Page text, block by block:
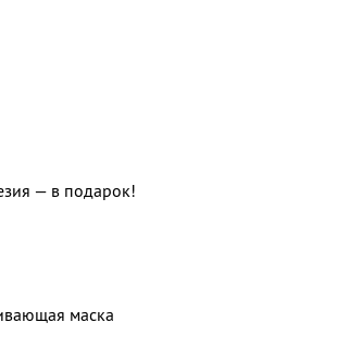
— в подарок!
маска